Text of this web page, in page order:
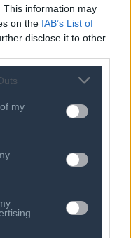
This information may
on the IAB’s List of
disclose it to other
my
- Μέλη
Νέου Μέλους
Νέα
& Συνεντεύξεις